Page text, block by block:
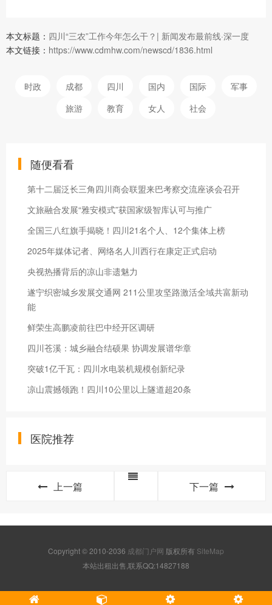
本文标题： 四川“三农”工作今年怎么干？| 新闻发布最前线·深一度
本文链接： https://www.cdmhw.com/newscd/1836.html
时政 成都 四川 国内 国际
军事
旅游
教育 女人 社会
随便看看
第十二届泛长三角四川商会联盟来巴考察交流座谈会召开
文旅融合发展“雅安模式”获国家级智库认可与推广
全国三八红旗手揭晓！四川21名个人、12个集体上榜
2025年媒体记者、网络名人川西行在康定正式启动
央视热播背后的凉山非遗魅力
遂宁织密城乡发展交通网 211公里攻坚路激活全域共富新动
能
鲜荣生高鹏凌前往巴中经开区调研
四川苍溪：城乡融合结硕果 协调发展谱华章
突破1亿千瓦：四川水电装机规模创新纪录
凉山震撼领跑！四川10公里以上隧道超20条
医院推荐
上一篇 下一篇
Copyright © 2010-2036 成都门户网 版权所有 SiteMap
本站出租出售,联系QQ:14827188